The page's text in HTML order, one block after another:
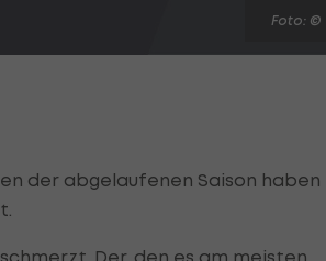
Foto: ©
der abgelaufenen Saison haben